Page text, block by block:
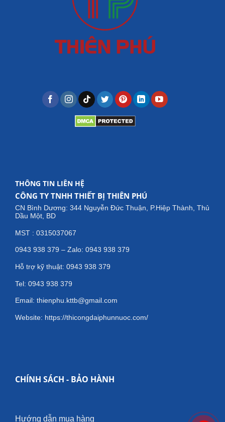
THÔNG TIN LIÊN HỆ
CÔNG TY TNHH THIẾT BỊ THIÊN PHÚ
CN Bình Dương: 344 Nguyễn Đức Thuận, P.Hiệp Thành, Thủ
Dầu Một, BD
MST : 0315037067
0943 938 379 – Zalo: 0943 938 379
Hỗ trợ kỹ thuật: 0943 938 379
Tel: 0943 938 379
Email: thienphu.kttb@gmail.com
Website: https://thicongdaiphunnuoc.com/
CHÍNH SÁCH - BẢO HÀNH
Hướng dẫn mua hàng